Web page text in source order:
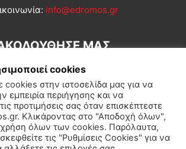
info@edromos.gr
ΜΑΣ
Πολιτική Διεθνή Κοινωνία
cookies
cookies στην ιστοσελίδα μας για να
εμπειρία περιήγησης και να
προτιμήσεις σας όταν επισκέπτεστε
Κλικάροντας στο "Αποδοχή όλων",
χρήση όλων των cookies. Παρόλαυτα,
τις "Ρυθμίσεις Cookies" για να